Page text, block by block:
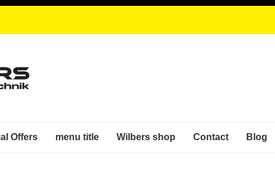
Offers menu title Wilbers shop Contact Blog